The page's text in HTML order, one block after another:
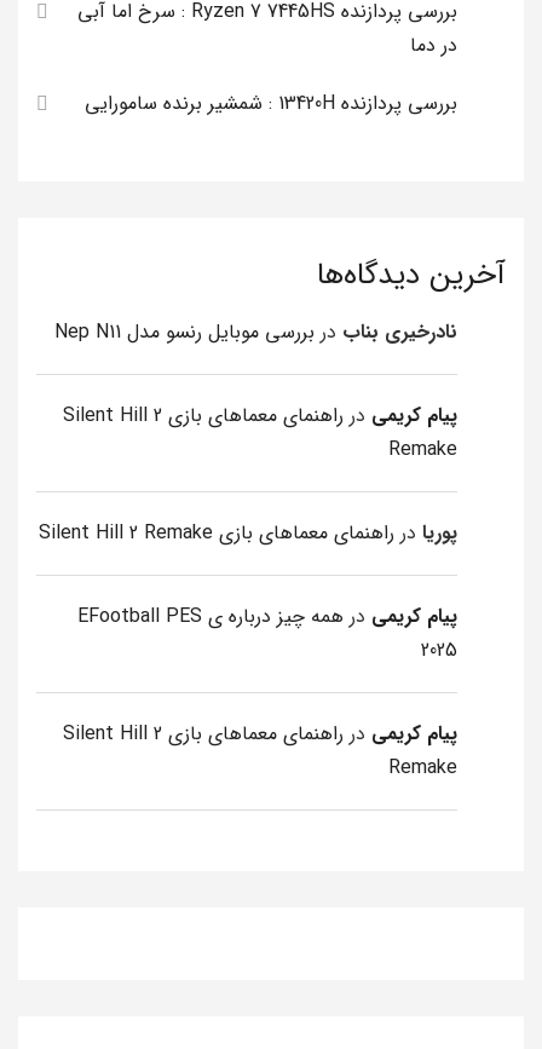
بررسی پردازنده Ryzen 7 7445HS : سرخ اما آبی
در دما
بررسی پردازنده 13420H : شمشیر برنده سامورایی
آخرین دیدگاه‌ها
نادرخیری بناب در بررسی موبایل رنسو مدل Nep N11
پیام کریمی در
راهنمای معماهای بازی Silent Hill 2
Remake
پوریا در راهنمای معماهای بازی Silent Hill 2 Remake
پیام کریمی در
همه چیز درباره ی EFootball PES
2025
پیام کریمی در
راهنمای معماهای بازی Silent Hill 2
Remake